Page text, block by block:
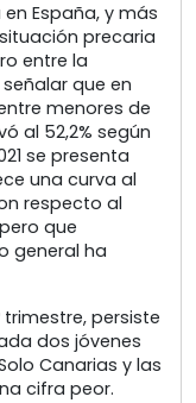
España, y más
precaria
entre la
que en
menores de
al 52,2% según
se presenta
una curva al
respecto al
que
general ha
trimestre, persiste
dos jóvenes
Canarias y las
cifra peor.